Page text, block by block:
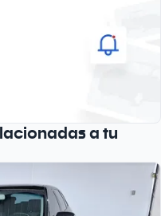
a tu